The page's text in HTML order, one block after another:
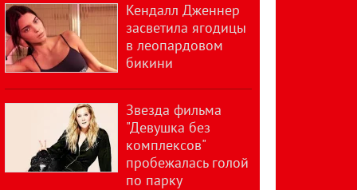
Кендалл Дженнер
засветила ягодицы
в леопардовом
бикини
Звезда фильма
"Девушка без
комплексов"
пробежалась голой
по парку